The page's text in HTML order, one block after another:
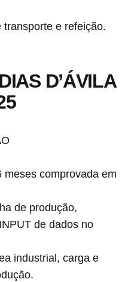
e refeição.
D’ÁVILA
comprovada em
de produção,
de dados no
industrial, carga e